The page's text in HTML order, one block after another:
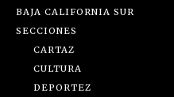
BAJA CALIFORNIA SUR
SECCIONES
CARTAZ
CULTURA
DEPORTEZ